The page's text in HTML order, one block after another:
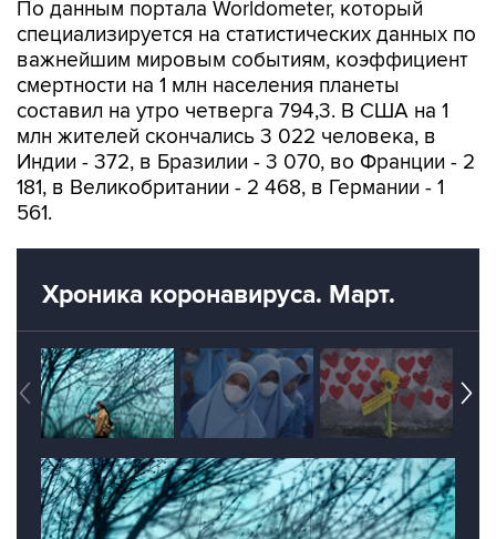
важнейшим мировым событиям, коэффициент
смертности на 1 млн населения планеты
составил на утро четверга 794,3. В США на 1
млн жителей скончались 3 022 человека, в
Индии - 372, в Бразилии - 3 070, во Франции - 2
181, в Великобритании - 2 468, в Германии - 1
561.
Хроника коронавируса. Март.